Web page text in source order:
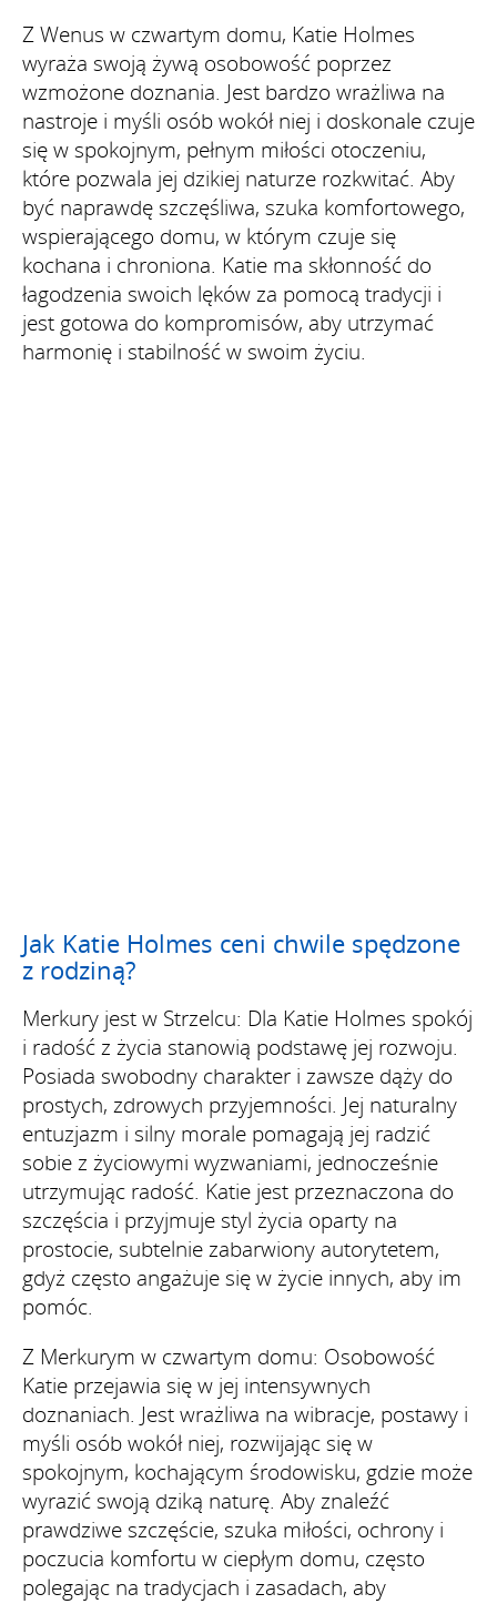
Z Wenus w czwartym domu, Katie Holmes
wyraża swoją żywą osobowość poprzez
wzmożone doznania. Jest bardzo wrażliwa na
nastroje i myśli osób wokół niej i doskonale czuje
się w spokojnym, pełnym miłości otoczeniu,
które pozwala jej dzikiej naturze rozkwitać. Aby
być naprawdę szczęśliwa, szuka komfortowego,
wspierającego domu, w którym czuje się
kochana i chroniona. Katie ma skłonność do
łagodzenia swoich lęków za pomocą tradycji i
jest gotowa do kompromisów, aby utrzymać
harmonię i stabilność w swoim życiu.
Jak Katie Holmes ceni chwile spędzone
z rodziną?
Merkury jest w Strzelcu: Dla Katie Holmes spokój
i radość z życia stanowią podstawę jej rozwoju.
Posiada swobodny charakter i zawsze dąży do
prostych, zdrowych przyjemności. Jej naturalny
entuzjazm i silny morale pomagają jej radzić
sobie z życiowymi wyzwaniami, jednocześnie
utrzymując radość. Katie jest przeznaczona do
szczęścia i przyjmuje styl życia oparty na
prostocie, subtelnie zabarwiony autorytetem,
gdyż często angażuje się w życie innych, aby im
pomóc.
Z Merkurym w czwartym domu: Osobowość
Katie przejawia się w jej intensywnych
doznaniach. Jest wrażliwa na wibracje, postawy i
myśli osób wokół niej, rozwijając się w
spokojnym, kochającym środowisku, gdzie może
wyrazić swoją dziką naturę. Aby znaleźć
prawdziwe szczęście, szuka miłości, ochrony i
poczucia komfortu w ciepłym domu, często
polegając na tradycjach i zasadach, aby